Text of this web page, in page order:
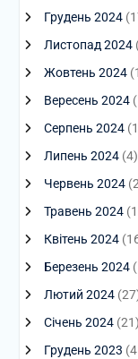
Грудень 2024
Листопад 2024
Жовтень 2024
Вересень 2024
Серпень 2024
Липень 2024(4)
Червень 2024
Травень 2024
Квітень 2024
Березень 2024
Лютий 2024
Січень 2024(21)
Грудень 2023